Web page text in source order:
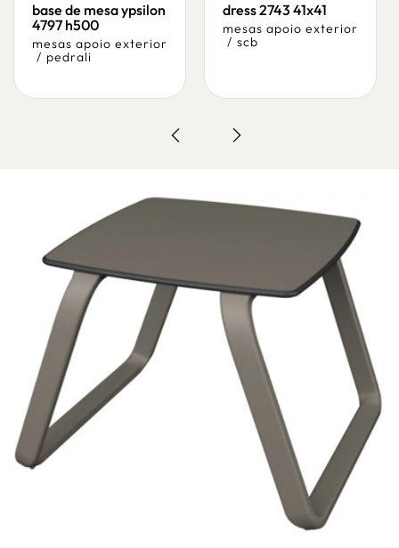
base de mesa ypsilon
4797 h500
mesas apoio exterior
/ pedrali
dress 2743 41x41
mesas apoio exterior
/ scb